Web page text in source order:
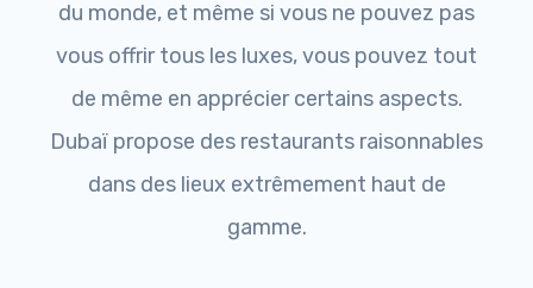
du monde, et même si vous ne pouvez pas
vous offrir tous les luxes, vous pouvez tout
de même en apprécier certains aspects.
Dubaï propose des restaurants raisonnables
dans des lieux extrêmement haut de
gamme.